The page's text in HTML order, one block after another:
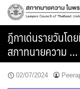
Skip
content
ฎีกาเด่นรายวันโด
สภาทนายความ
02/07/2024